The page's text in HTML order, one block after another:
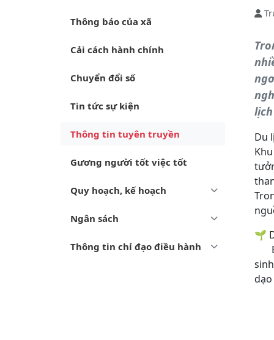
Thông báo của xã
Cải cách hành chính
Chuyển đổi số
Tin tức sự kiện
Thông tin tuyên truyền
Gương người tốt việc tốt
Quy hoạch, kế hoạch
Ngân sách
Thông tin chỉ đạo điều hành
Du
🌱